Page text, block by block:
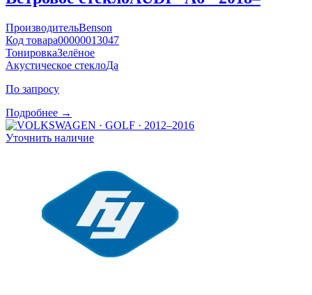
ПроизводительBenson
Код товара00000013047
ТонировкаЗелёное
Акустическое стеклоДа
По запросу
Подробнее →
Уточнить наличие